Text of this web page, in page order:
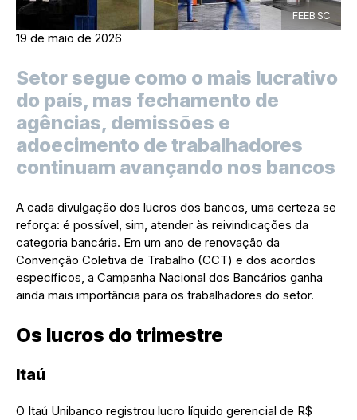
FEEB SC
19 de maio de 2026
Setor segue como o mais lucrativo
do país, mas fechamento de
agências, demissões e
adoecimento de trabalhadores
continuam avançando nos bancos
A cada divulgação dos lucros dos bancos, uma certeza se
reforça: é possível, sim, atender às reivindicações da
categoria bancária. Em um ano de renovação da
Convenção Coletiva de Trabalho (CCT) e dos acordos
específicos, a Campanha Nacional dos Bancários ganha
ainda mais importância para os trabalhadores do setor.
Os lucros do trimestre
Itaú
O Itaú Unibanco registrou lucro líquido gerencial de R$